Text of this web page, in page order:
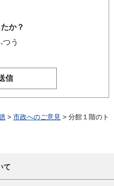
か？
つう
> 市政へのご意見 > 分館１階のト
て